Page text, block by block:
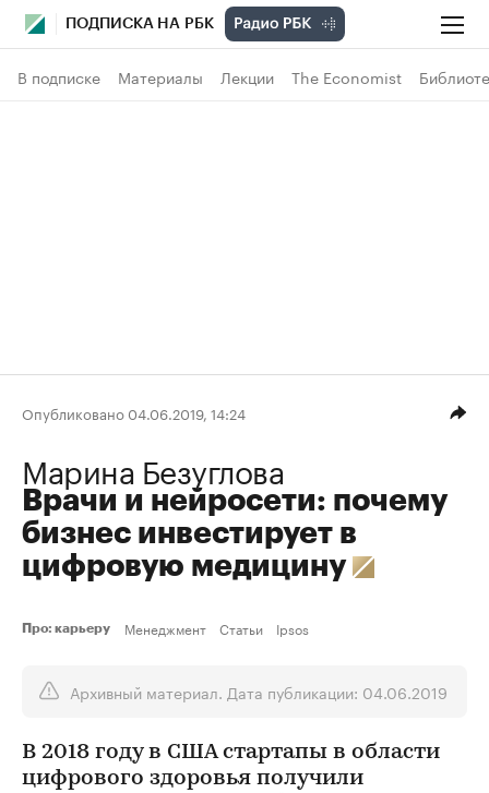
ПОДПИСКА НА РБК
В подписке Материалы Лекции The Economist
Опубликовано 04.06.2019, 14:24
Марина Безуглова
Врачи и нейросети: почему
бизнес инвестирует в
цифровую медицину
Про: карьеру Менеджмент Статьи Ipsos
Архивный материал. Дата публикации: 04.06.2019
В 2018 году в США стартапы в области
цифрового здоровья получили